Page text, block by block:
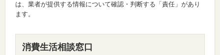
は、業者が提供する情報について確認・判断する「責任」があり
ます。
消費生活相談窓口